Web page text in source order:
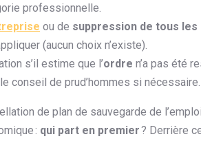
professionnelle.
ou de suppression de tous les
(aucun choix n’existe).
s’il estime que l’ordre n’a pas été
conseil de prud’hommes si nécessaire.
de plan de sauvegarde de
: qui part en premier? Derrière